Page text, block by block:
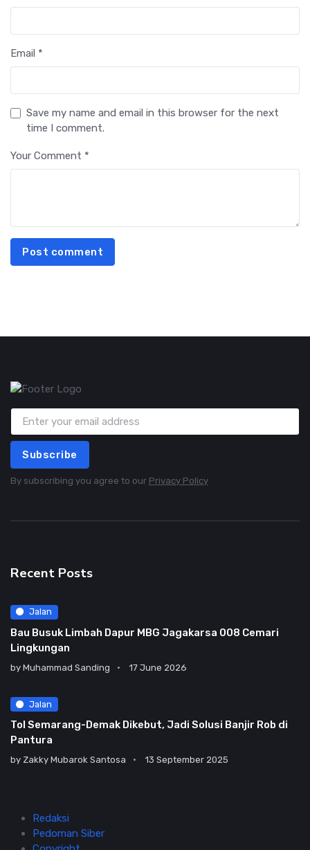
Email *
Save my name and email in this browser for the next
time I comment.
Your Comment *
Post comment
Subscribe
By subscribing you agree to our Privacy Policy
Recent Posts
Jalan
Bau Busuk Limbah Dapur MBG Jagakarsa 008 Cemari
Lingkungan
by Muhammad Sanding 17 June 2026
Jalan
Tol Semarang-Demak Dikebut, Jadi Solusi Banjir Rob di
Pantura
by Zakky Mubarok Santosa 13 September 2025
Redaksi
Pedoman Siber